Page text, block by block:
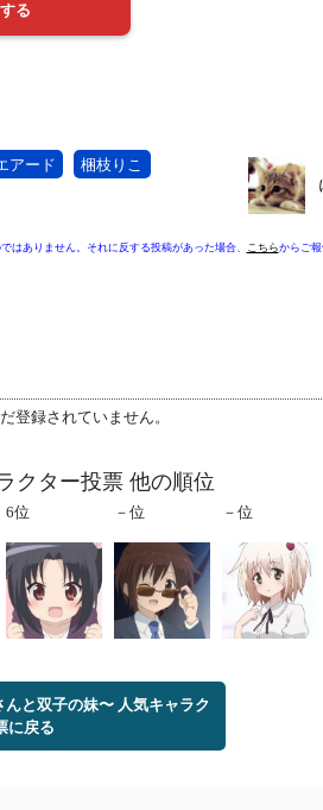
アード 梱枝りこ
はありません。それに反する投稿があった場合、 こちらからご報
登録されていません。
クター投票 他の順位
6位 －位 －位
と双子の妹〜 人気キャラク
に戻る